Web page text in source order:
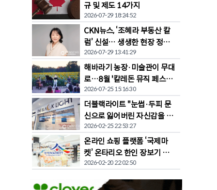
규 및 제도 14가지
2026-07-29 18:24:52
CKN뉴스, ‘조혜라 부동산 칼
럼’ 신설… 생생한 현장 정보
공유
2026-07-29 13:41:29
해바라기 농장·미술관이 무대
로…8월 '칼레돈 뮤직 페스티
벌' 개막
2026-07-25 15:16:30
더블랙라이트 "눈썹·두피 문
신으로 잃어버린 자신감을 되
찾다"
2026-02-25 22:53:27
온라인 쇼핑 플랫폼 ‘국제마
켓’ 온타리오 한인 장보기 문
화 바꾼다
2026-02-20 22:02:50